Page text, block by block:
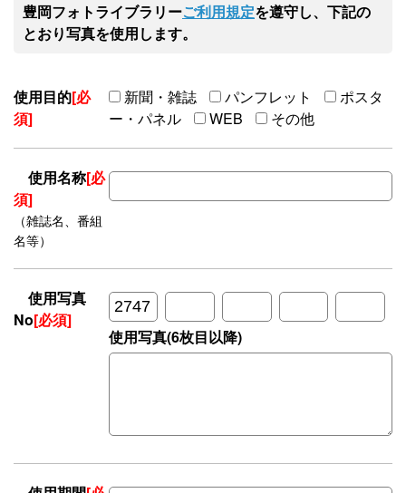
豊岡フォトライブラリーご利用規定を遵守し、下記の
とおり写真を使用します。
使用目的[必
須]
新聞・雑誌 パンフレット
ポスタ
ー・パネル
WEB その他
使用名称[必
須]
（雑誌名、番組
名等）
使用写真
No[必須]
使用写真(6枚目以降)